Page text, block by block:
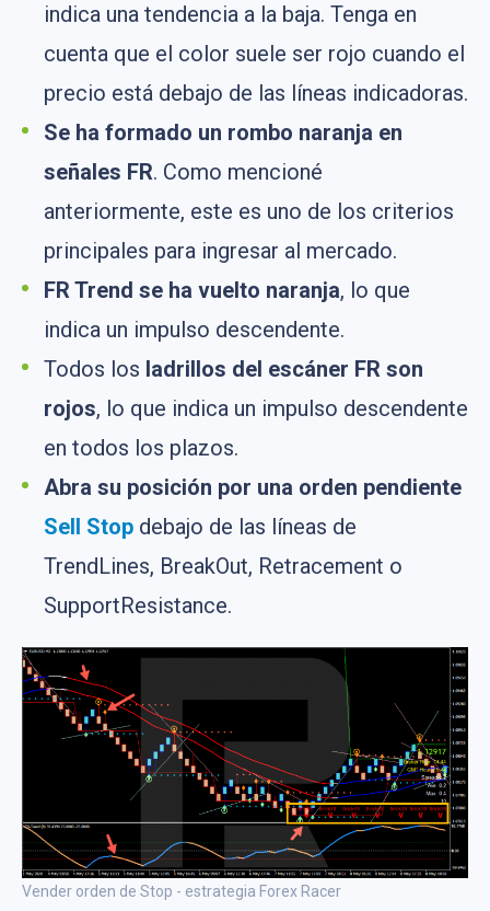
indica una tendencia a la baja. Tenga en
cuenta que el color suele ser rojo cuando el
precio está debajo de las líneas indicadoras.
Se ha formado un rombo naranja en
señales FR. Como mencioné
anteriormente, este es uno de los criterios
principales para ingresar al mercado.
FR Trend se ha vuelto naranja, lo que
indica un impulso descendente.
Todos los ladrillos del escáner FR son
rojos, lo que indica un impulso descendente
en todos los plazos.
Abra su posición por una orden pendiente
Sell Stop debajo de las líneas de
TrendLines, BreakOut, Retracement o
SupportResistance.
Vender orden de Stop - estrategia Forex Racer